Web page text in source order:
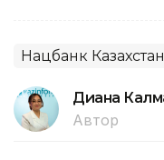
Нацбанк
Диана
Автор